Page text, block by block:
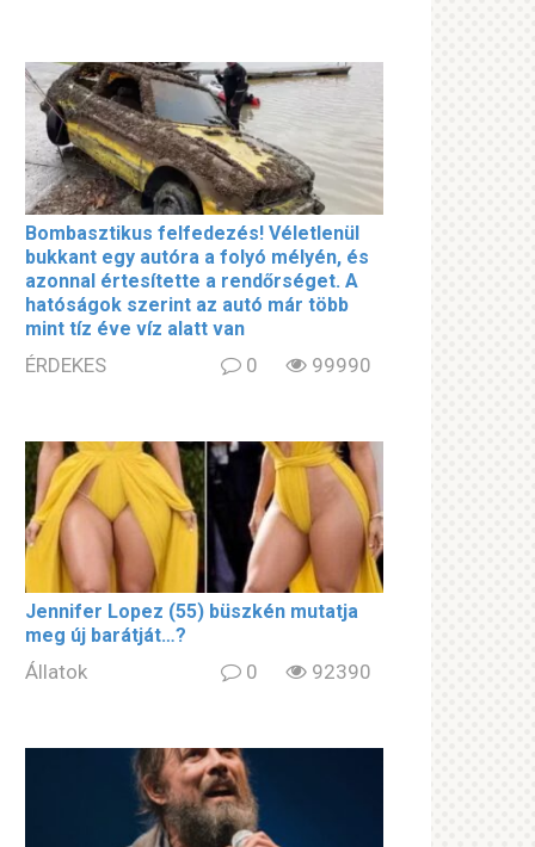
Bombasztikus felfedezés! Véletlenül
bukkant egy autóra a folyó mélyén, és
azonnal értesítette a rendőrséget. A
hatóságok szerint az autó már több
mint tíz éve víz alatt van
ÉRDEKES 0 99990
Jennifer Lopez (55) büszkén mutatja
meg új barátját…?
Állatok 0 92390